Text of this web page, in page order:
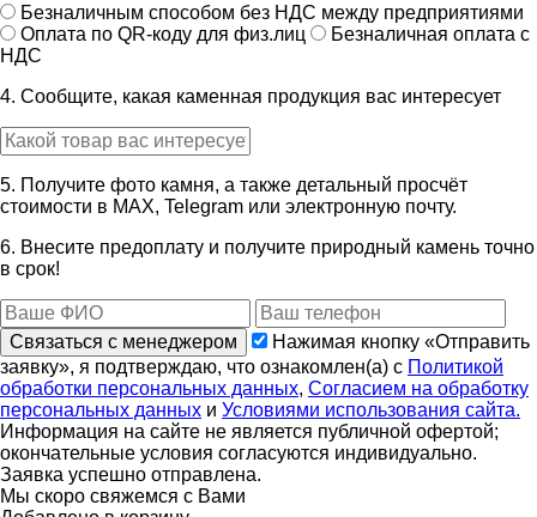
Безналичным способом без НДС между предприятиями
Оплата по QR-коду для физ.лиц
Безналичная оплата с
НДС
4. Сообщите, какая каменная продукция вас интересует
5. Получите фото камня, а также детальный просчёт
стоимости в MAX, Telegram или электронную почту.
6. Внесите предоплату и получите природный камень точно
в срок!
Связаться с менеджером
Нажимая кнопку «Отправить
заявку», я подтверждаю, что ознакомлен(а) с Политикой
обработки персональных данных, Согласием на обработку
персональных данных и Условиями использования сайта.
Информация на сайте не является публичной офертой;
окончательные условия согласуются индивидуально.
Заявка успешно отправлена.
Мы скоро свяжемся с Вами